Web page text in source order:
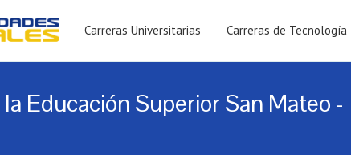
Carreras Universitarias Carreras de Tecnología
Educación Superior San Mateo -